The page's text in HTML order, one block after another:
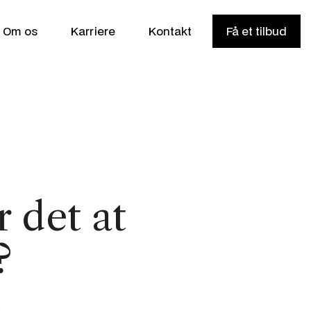
Om os Karriere Kontakt Få et tilbud
det at